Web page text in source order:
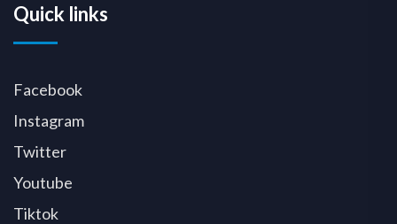
Quick links
Facebook
Instagram
Twitter
Youtube
Tiktok